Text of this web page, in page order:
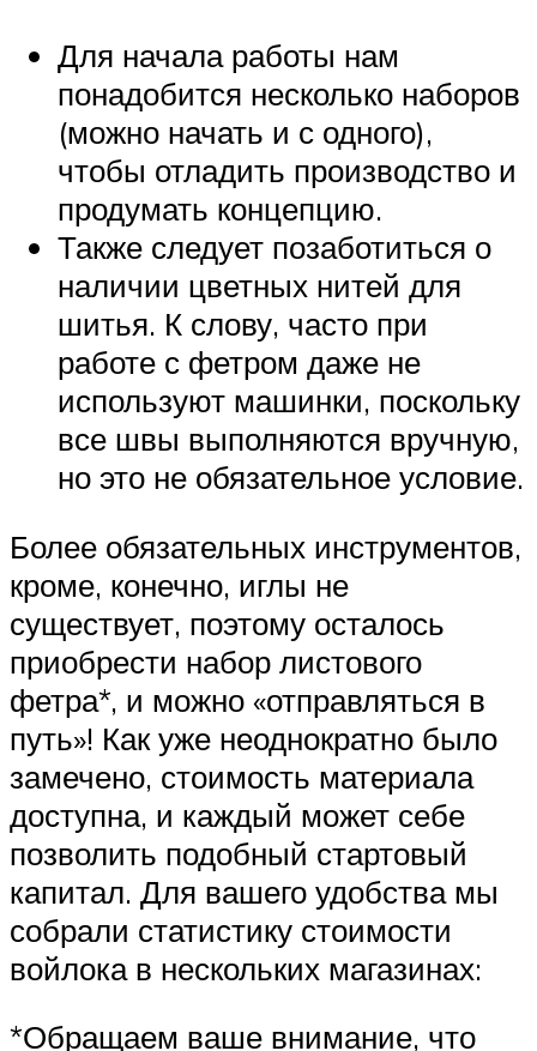
Для начала работы нам
понадобится несколько наборов
(можно начать и с одного),
чтобы отладить производство и
продумать концепцию.
Также следует позаботиться о
наличии цветных нитей для
шитья. К слову, часто при
работе с фетром даже не
используют машинки, поскольку
все швы выполняются вручную,
но это не обязательное условие.
Более обязательных инструментов,
кроме, конечно, иглы не
существует, поэтому осталось
приобрести набор листового
фетра*, и можно «отправляться в
путь»! Как уже неоднократно было
замечено, стоимость материала
доступна, и каждый может себе
позволить подобный стартовый
капитал. Для вашего удобства мы
собрали статистику стоимости
войлока в нескольких магазинах:
*Обращаем ваше внимание, что